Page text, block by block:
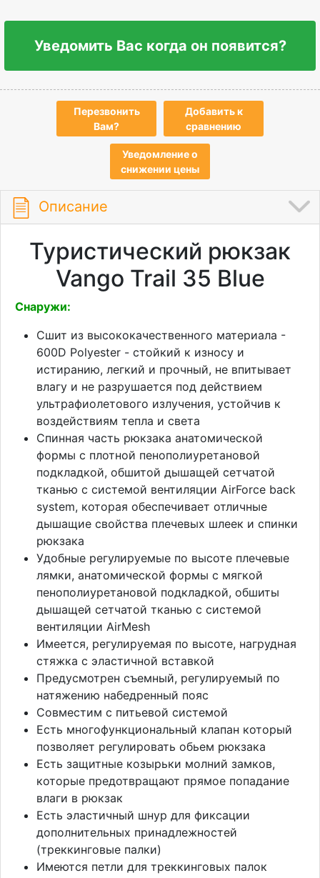
Уведомить Вас когда он появится?
Перезвонить
Вам?
Добавить к
сравнению
Уведомление о
снижении цены
Описание
Туристический рюкзак
Vango Trail 35 Blue
Снаружи:
Сшит из высококачественного материала -
600D Polyester - стойкий к износу и
истиранию, легкий и прочный, не впитывает
влагу и не разрушается под действием
ультрафиолетового излучения, устойчив к
воздействиям тепла и света
Спинная часть рюкзака анатомической
формы с плотной пенополиуретановой
подкладкой, обшитой дышащей сетчатой
тканью с системой вентиляции AirForce back
system, которая обеспечивает отличные
дышащие свойства плечевых шлеек и спинки
рюкзака
Удобные регулируемые по высоте плечевые
лямки, анатомической формы с мягкой
пенополиуретановой подкладкой, обшиты
дышащей сетчатой тканью с системой
вентиляции AirMesh
Имеется, регулируемая по высоте, нагрудная
стяжка с эластичной вставкой
Предусмотрен съемный, регулируемый по
натяжению набедренный пояс
Совместим с питьевой системой
Есть многофункциональный клапан который
позволяет регулировать обьем рюкзака
Есть защитные козырьки молний замков,
которые предотвращают прямое попадание
влаги в рюкзак
Есть эластичный шнур для фиксации
дополнительных принадлежностей
(треккинговые палки)
Имеются петли для треккинговых палок